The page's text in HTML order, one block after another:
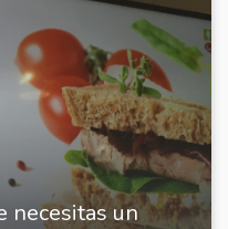
necesitas un